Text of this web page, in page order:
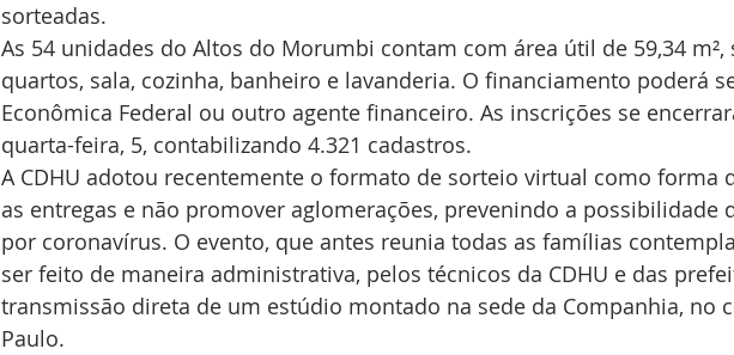
sorteadas.
As 54 unidades do Altos do Morumbi contam com área útil de 59,34 m²,
quartos, sala, cozinha, banheiro e lavanderia. O financiamento poderá
Econômica Federal ou outro agente financeiro. As inscrições se
quarta-feira, 5, contabilizando 4.321 cadastros.
A CDHU adotou recentemente o formato de sorteio virtual como forma
as entregas e não promover aglomerações, prevenindo a possibilidade
por coronavírus. O evento, que antes reunia todas as famílias
ser feito de maneira administrativa, pelos técnicos da CDHU e das
transmissão direta de um estúdio montado na sede da Companhia, no
Paulo.